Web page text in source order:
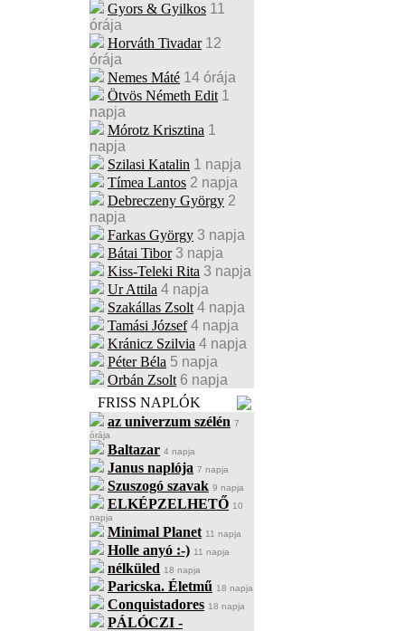
Gyors & Gyilkos 11
órája
Horváth Tivadar 12
órája
Nemes Máté 14 órája
Ötvös Németh Edit 1
napja
Mórotz Krisztina 1
napja
Szilasi Katalin 1 napja
Tímea Lantos 2 napja
Debreczeny György 2
napja
Farkas György 3 napja
Bátai Tibor 3 napja
Kiss-Teleki Rita 3 napja
Ur Attila 4 napja
Szakállas Zsolt 4 napja
Tamási József 4 napja
Kránicz Szilvia 4 napja
Péter Béla 5 napja
Orbán Zsolt 6 napja
FRISS NAPLÓK
az univerzum szélén 7
órája
Baltazar 4 napja
Janus naplója 7 napja
Szuszogó szavak 9 napja
ELKÉPZELHETŐ 10
napja
Minimal Planet 11 napja
Holle anyó :-) 11 napja
nélküled 18 napja
Paricska. Életmű 18 napja
Conquistadores 18 napja
PÁLÓCZI -